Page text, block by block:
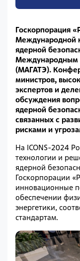
Госкорпорация
Международной
ядерной
Международным
(МАГАТЭ).
министров,
экспертов и
обсуждения
ядерной
связанных с
рисками и
На ICONS-2024
технологии и
ядерной
Госкорпорации
инновационные
обеспечении
энергетики,
стандартам.